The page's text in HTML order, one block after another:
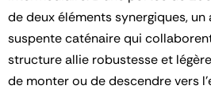
de deux éléments synergiques,
suspente caténaire qui
structure allie robustesse et
de monter ou de descendre vers